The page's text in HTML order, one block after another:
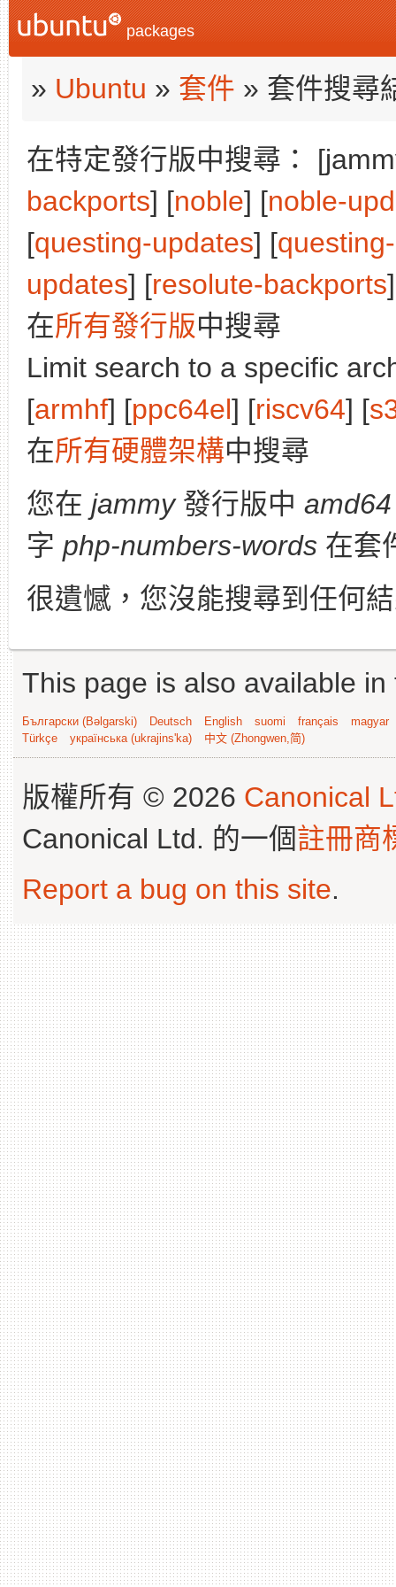
packages
» Ubuntu » 套件 » 套件搜尋
在特定發行版中搜尋：
backports] [noble] [noble-
[questing-updates] [
updates] [resolute-backports
在所有發行版中搜尋
Limit search to a specific
[armhf] [ppc64el] [riscv64] [
在所有硬體架構中搜尋
您在 jammy發行版中 amd64
字 php-numbers-words 在套
很遺憾，您沒能搜尋到任何
This page is also available
Български (Bəlgarski) Deutsch English suomi français
magyar
Türkçe
українська (ukrajins'ka) 中文 (Zhongwen,简)
版權所有 © 2026 Canonical
Canonical Ltd. 的一個註冊商
Report a bug on this site.